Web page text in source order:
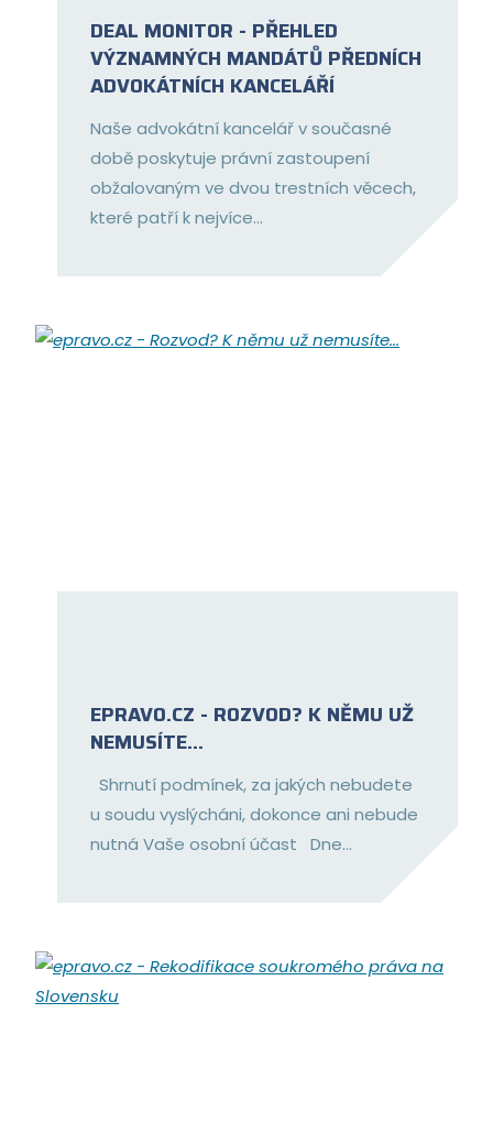
DEAL MONITOR - PŘEHLED
VÝZNAMNÝCH MANDÁTŮ PŘEDNÍCH
ADVOKÁTNÍCH KANCELÁŘÍ
Naše advokátní kancelář v současné
době poskytuje právní zastoupení
obžalovaným ve dvou trestních věcech,
které patří k nejvíce...
EPRAVO.CZ - ROZVOD? K NĚMU UŽ
NEMUSÍTE...
Shrnutí podmínek, za jakých nebudete
u soudu vyslýcháni, dokonce ani nebude
nutná Vaše osobní účast Dne...